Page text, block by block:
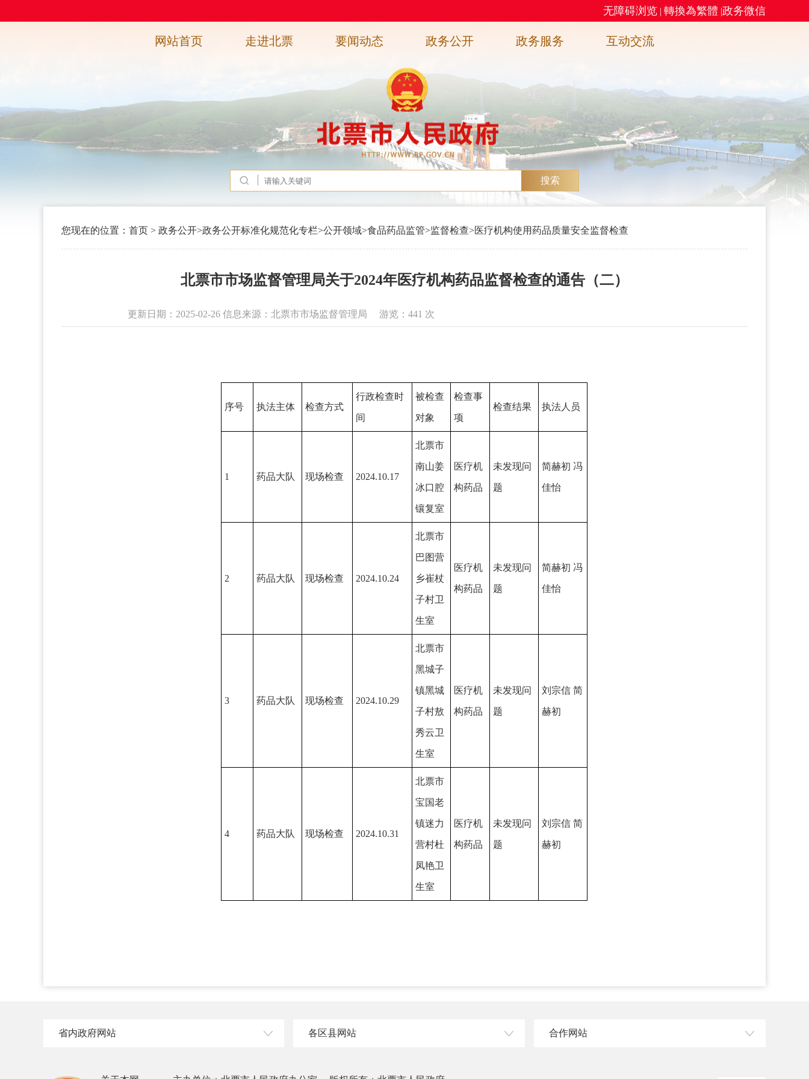
无障碍浏览 | 轉換為繁體 |政务微信
网站首页 走进北票 要闻动态 政务公开 政务服务 互动交流
搜索
您现在的位置： 首页 > 政务公开>政务公开标准化规范化专栏>公开领域>食品药品监管>监督检查>医疗机构使用药品质量安全监督检查
北票市市场监督管理局关于2024年医疗机构药品监督检查的通告（二）
更新日期：2025-02-26 信息来源：北票市市场监督管理局 游览： 441 次
序号 执法主体 检查方式
行政检查时
间
被检查
对象
检查事
项
检查结果 执法人员
1 药品大队 现场检查 2024.10.17
北票市
南山姜
冰口腔
镶复室
医疗机
构药品
未发现问
题
简赫初 冯
佳怡
2 药品大队 现场检查 2024.10.24
北票市
巴图营
乡崔杖
子村卫
生室
医疗机
构药品
未发现问
题
简赫初 冯
佳怡
3 药品大队 现场检查 2024.10.29
北票市
黑城子
镇黑城
子村敖
秀云卫
生室
医疗机
构药品
未发现问
题
刘宗信 简
赫初
4 药品大队 现场检查 2024.10.31
北票市
宝国老
镇迷力
营村杜
凤艳卫
生室
医疗机
构药品
未发现问
题
刘宗信 简
赫初
省内政府网站 各区县网站 合作网站